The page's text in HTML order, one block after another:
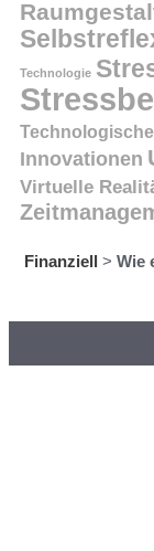
Technologie
Innovationen
Virtuelle
Finanziell > Wie